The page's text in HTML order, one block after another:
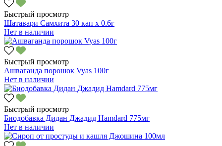
Быстрый просмотр
Шатавари Самхита 30 кап х 0.6г
Нет в наличии
Быстрый просмотр
Ашваганда порошок Vyas 100г
Нет в наличии
Быстрый просмотр
Биодобавка Дидан Джадид Hamdard 775мг
Нет в наличии